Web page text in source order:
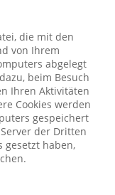
die mit den
von Ihrem
abgelegt
beim Besuch
Ihren Aktivitäten
Cookies werden
gespeichert
der Dritten
gesetzt haben,